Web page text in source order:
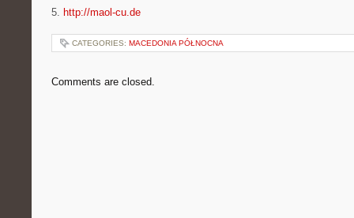
5. http://maol-cu.de
CATEGORIES: MACEDONIA PÓŁNOCNA
Comments are closed.